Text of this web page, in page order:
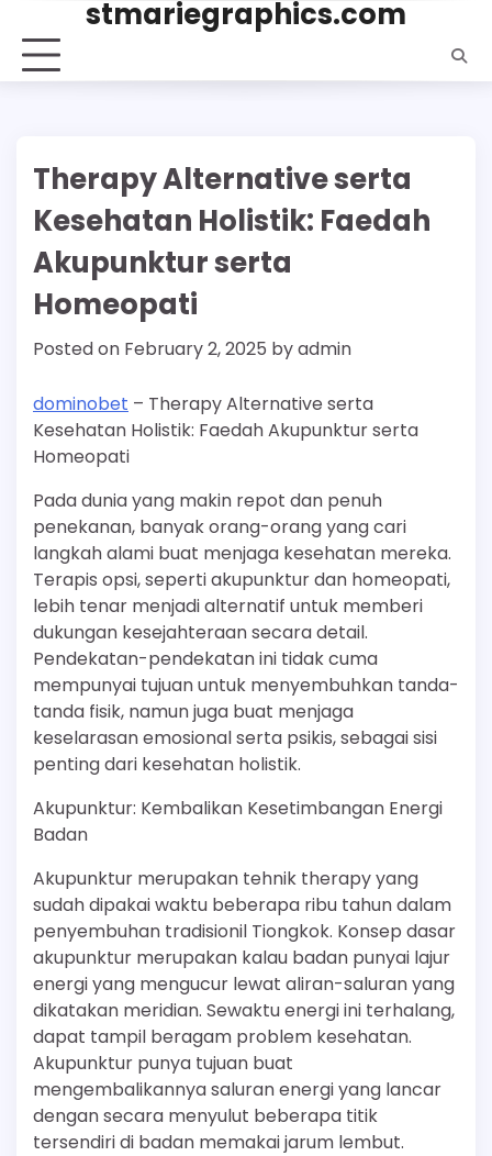
content
stmariegraphics.com
Therapy Alternative serta
Kesehatan Holistik: Faedah
Akupunktur serta
Homeopati
Posted on February 2, 2025 byadmin
dominobet – Therapy Alternative serta
Kesehatan Holistik: Faedah Akupunktur serta
Homeopati
Pada dunia yang makin repot dan penuh
penekanan, banyak orang-orang yang cari
langkah alami buat menjaga kesehatan mereka.
Terapis opsi, seperti akupunktur dan homeopati,
lebih tenar menjadi alternatif untuk memberi
dukungan kesejahteraan secara detail.
Pendekatan-pendekatan ini tidak cuma
mempunyai tujuan untuk menyembuhkan tanda-
tanda fisik, namun juga buat menjaga
keselarasan emosional serta psikis, sebagai sisi
penting dari kesehatan holistik.
Akupunktur: Kembalikan Kesetimbangan Energi
Badan
Akupunktur merupakan tehnik therapy yang
sudah dipakai waktu beberapa ribu tahun dalam
penyembuhan tradisionil Tiongkok. Konsep dasar
akupunktur merupakan kalau badan punyai lajur
energi yang mengucur lewat aliran-saluran yang
dikatakan meridian. Sewaktu energi ini terhalang,
dapat tampil beragam problem kesehatan.
Akupunktur punya tujuan buat
mengembalikannya saluran energi yang lancar
dengan secara menyulut beberapa titik
tersendiri di badan memakai jarum lembut.